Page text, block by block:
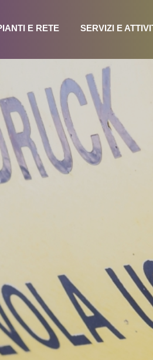
E RETE SERVIZI E